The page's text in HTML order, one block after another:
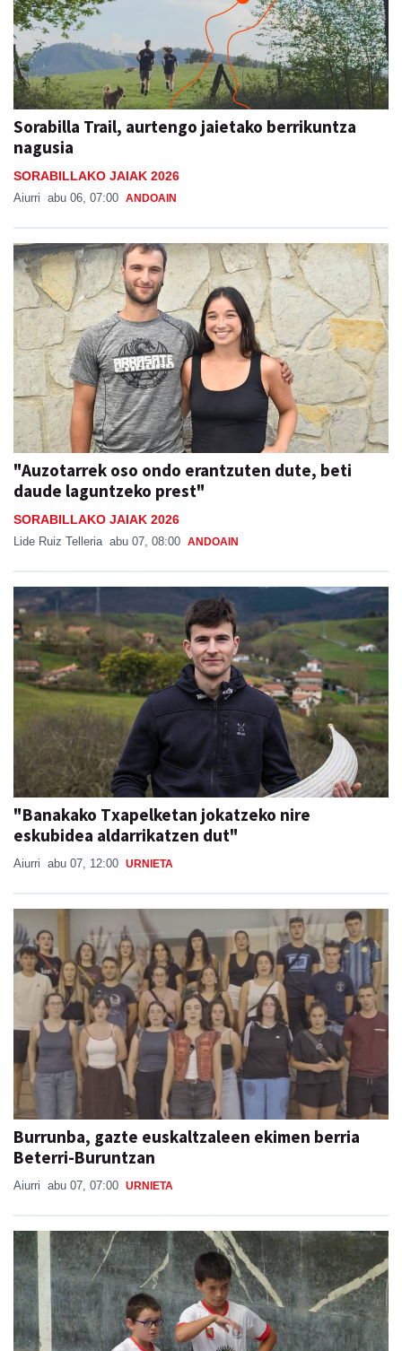
Sorabilla Trail, aurtengo jaietako berrikuntza
nagusia
SORABILLAKO JAIAK 2026
Aiurri abu 06, 07:00 ANDOAIN
"Auzotarrek oso ondo erantzuten dute, beti
daude laguntzeko prest"
SORABILLAKO JAIAK 2026
Lide Ruiz Telleria abu 07, 08:00 ANDOAIN
"Banakako Txapelketan jokatzeko nire
eskubidea aldarrikatzen dut"
Aiurri abu 07, 12:00 URNIETA
Burrunba, gazte euskaltzaleen ekimen berria
Beterri-Buruntzan
Aiurri abu 07, 07:00 URNIETA